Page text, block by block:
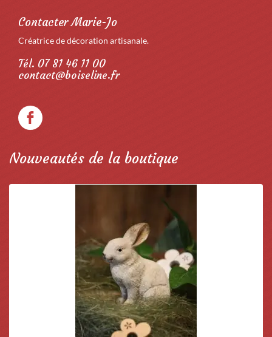
Contacter Marie-Jo
Créatrice de décoration artisanale.
Tél. 07 81 46 11 00
contact@boiseline.fr
Nouveautés de la boutique